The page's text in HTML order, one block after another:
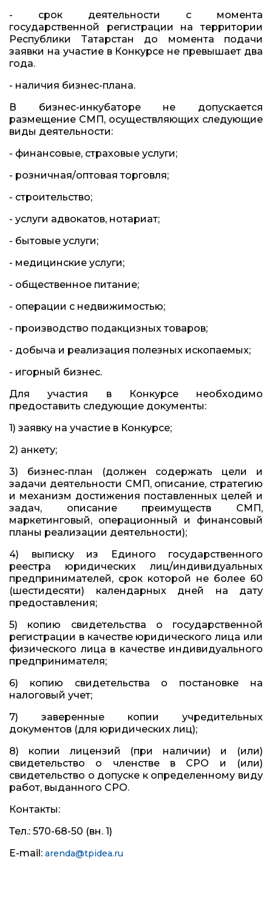
- срок деятельности с момента
государственной регистрации на территории
Республики Татарстан до момента подачи
заявки на участие в Конкурсе не превышает два
года.
- наличия бизнес-плана.
В бизнес-инкубаторе не допускается
размещение СМП, осуществляющих следующие
виды деятельности:
- финансовые, страховые услуги;
- розничная/оптовая торговля;
- строительство;
- услуги адвокатов, нотариат;
- бытовые услуги;
- медицинские услуги;
- общественное питание;
- операции с недвижимостью;
- производство подакцизных товаров;
- добыча и реализация полезных ископаемых;
- игорный бизнес.
Для участия в Конкурсе необходимо
предоставить следующие документы:
1) заявку на участие в Конкурсе;
2) анкету;
3) бизнес-план (должен содержать цели и
задачи деятельности СМП, описание, стратегию
и механизм достижения поставленных целей и
задач, описание преимуществ СМП,
маркетинговый, операционный и финансовый
планы реализации деятельности);
4) выписку из Единого государственного
реестра юридических лиц/индивидуальных
предпринимателей, срок которой не более 60
(шестидесяти) календарных дней на дату
предоставления;
5) копию свидетельства о государственной
регистрации в качестве юридического лица или
физического лица в качестве индивидуального
предпринимателя;
6) копию свидетельства о постановке на
налоговый учет;
7) заверенные копии учредительных
документов (для юридических лиц);
8) копии лицензий (при наличии) и (или)
свидетельство о членстве в СРО и (или)
свидетельство о допуске к определенному виду
работ, выданного СРО.
Контакты:
Тел.: 570-68-50 (вн. 1)
E-mail: arenda@tpidea.ru